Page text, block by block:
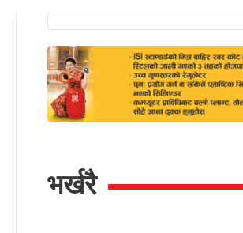
भर्खरै